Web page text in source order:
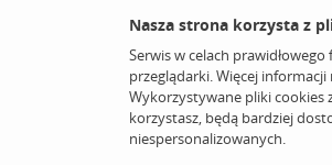
Nasza strona korzysta z
Serwis w celach
przeglądarki. Więcej
Wykorzystywane pliki cookies
korzystasz, będą bardziej
niespersonalizowanych.